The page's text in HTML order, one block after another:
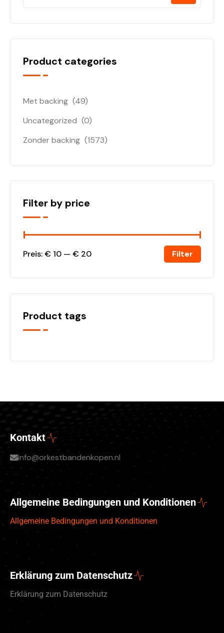
Product categories
Met backing (49)
Uncategorized (0)
Zonder backing (1573)
Filter by price
Filter
Preis:€ 10 — € 20
Product tags
Kontakt
info@orkestbandenkopen.nl
Allgemeine Bedingungen und Konditionen
Allgemeine Bedingungen und Konditionen
Erklärung zum Datenschutz
Erklärung zum Datenschutz